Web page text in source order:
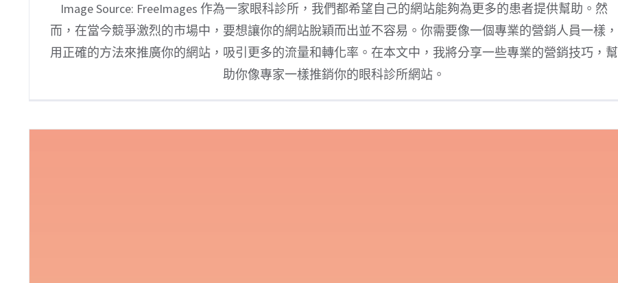
Image Source: FreeImages 作為一家眼科診所，我們都希望自己的網站能夠為更多的患者提供幫助。然
而，在當今競爭激烈的市場中，要想讓你的網站脫穎而出並不容易。你需要像一個專業的營銷人員一樣，
用正確的方法來推廣你的網站，吸引更多的流量和轉化率。在本文中，我將分享一些專業的營銷技巧，幫
助你像專家一樣推銷你的眼科診所網站。